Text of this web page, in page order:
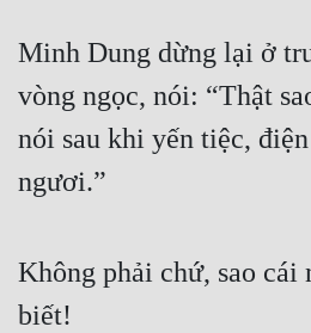
Minh Dung dừng lại ở
vòng ngọc, nói: “Thật
nói sau khi yến tiệc,
ngươi.”
Không phải chứ, sao cái
biết!